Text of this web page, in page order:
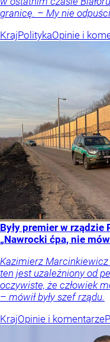
granicę. – My nie
KrajPolitykaOpinie i
Były premier w
„Nawrocki ćpa, nie
Kazimierz
ten jest uzależniony od
oczywiste, że człowiek
– mówił były szef rządu.
KrajOpinie i komentarze